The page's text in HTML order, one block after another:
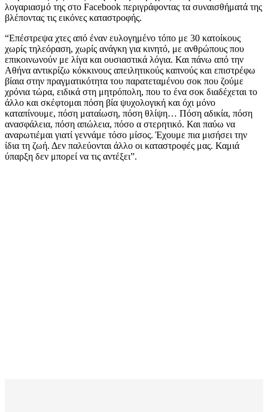
λογαριασμό της στο Facebook περιγράφοντας τα συναισθήματά της
βλέποντας τις εικόνες καταστροφής.
“Επέστρεψα χτες από έναν ευλογημένο τόπο με 30 κατοίκους
χωρίς τηλεόραση, χωρίς ανάγκη για κινητό, με ανθρώπους που
επικοινωνούν με λίγα και ουσιαστικά λόγια. Και πάνω από την
Αθήνα αντικρίζω κόκκινους απειλητικούς καπνούς και επιστρέφω
βίαια στην πραγματικότητα του παρατεταμένου σοκ που ζούμε
χρόνια τώρα, ειδικά στη μητρόπολη, που το ένα σοκ διαδέχεται το
άλλο και σκέφτομαι πόση βία ψυχολογική και όχι μόνο
καταπίνουμε, πόση ματαίωση, πόση θλίψη… Πόση αδικία, πόση
ανασφάλεια, πόση απώλεια, πόσο α στερητικό. Και παύω να
αναρωτιέμαι γιατί γεννάμε τόσο μίσος. Έχουμε πια μισήσει την
ίδια τη ζωή. Δεν παλεύονται άλλο οι καταστροφές μας. Καμιά
ύπαρξη δεν μπορεί να τις αντέξει”.